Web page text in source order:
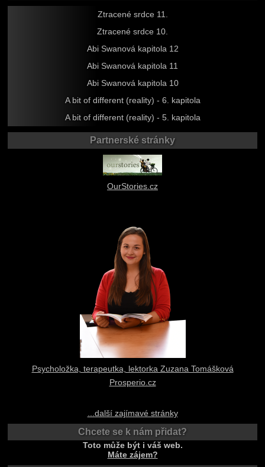
Ztracené srdce 11.
Ztracené srdce 10.
Abi Swanová kapitola 12
Abi Swanová kapitola 11
Abi Swanová kapitola 10
A bit of different (reality) - 6. kapitola
A bit of different (reality) - 5. kapitola
Partnerské stránky
OurStories.cz
Psycholožka, terapeutka, lektorka Zuzana Tomášková
Prosperio.cz
...další zajímavé stránky
Chcete se k nám přidat?
Toto může být i váš web.
Máte zájem?